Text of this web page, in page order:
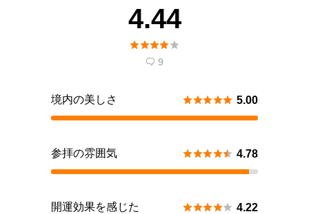
4.44

 9
境内の美しさ  5.00
参拝の雰囲気  4.78
開運効果を感じた  4.22